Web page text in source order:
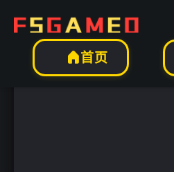
首页
AI工具 AI图像生成 正